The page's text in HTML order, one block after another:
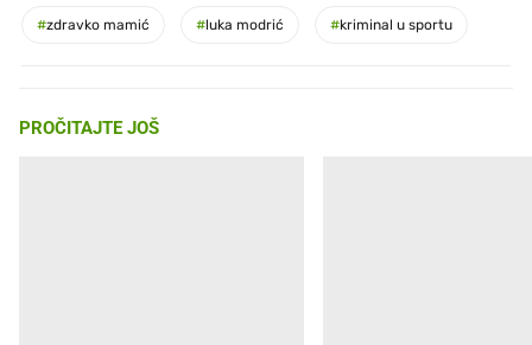
#zdravko mamić #luka modrić #kriminal u sportu
PROČITAJTE JOŠ